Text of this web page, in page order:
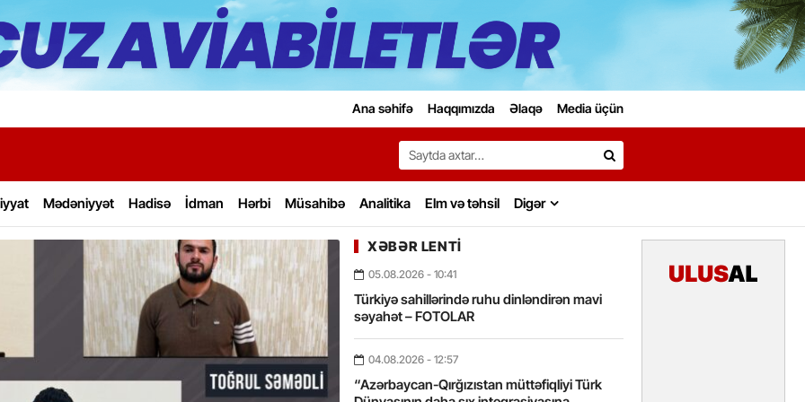
Ana səhifə Haqqımızda Əlaqə Media üçün
Search…
Mədəniyyət Hadisə İdman Hərbi Müsahibə Analitika Elm və təhsil Digər
XƏBƏR LENTI
05.08.2026 - 10:41
Türkiyə sahillərində ruhu dinləndirən mavi
səyahət – FOTOLAR
04.08.2026 - 12:57
“Azərbaycan-Qırğızıstan müttəfiqliyi Türk